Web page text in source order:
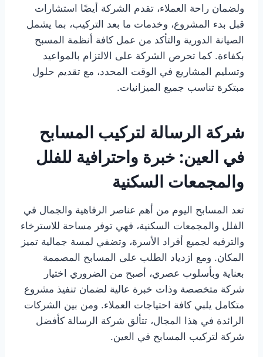
ولضمان راحة العملاء، تقدم الشركة أيضًا استشارات
قبل بدء المشروع، وخدمات ما بعد التركيب، بما يشمل
الصيانة الدورية والتأكد من عمل كافة أنظمة المسبح
بكفاءة. كما تحرص الشركة على الالتزام بالمواعيد
وتسليم المشاريع في الوقت المحدد، مع تقديم حلول
مبتكرة تناسب جميع الميزانيات.
شركة الرسالة لتركيب المسابح
في العين: خبرة واحترافية للفلل
والمجمعات السكنية
تعد المسابح اليوم من أهم عناصر الرفاهية والجمال في
الفلل والمجمعات السكنية، فهي توفر مساحة للاسترخاء
والترفيه لجميع أفراد الأسرة، وتضفي لمسة جمالية تميز
المكان. ومع ازدياد الطلب على المسابح المصممة
بعناية وبأسلوب عصري، أصبح من الضروري اختيار
شركة متخصصة وذات خبرة عالية لضمان تنفيذ مشروع
متكامل يلبي كافة احتياجات العملاء. ومن بين الشركات
الرائدة في هذا المجال، تتألق شركة الرسالة كأفضل
شركة لتركيب المسابح في العين.